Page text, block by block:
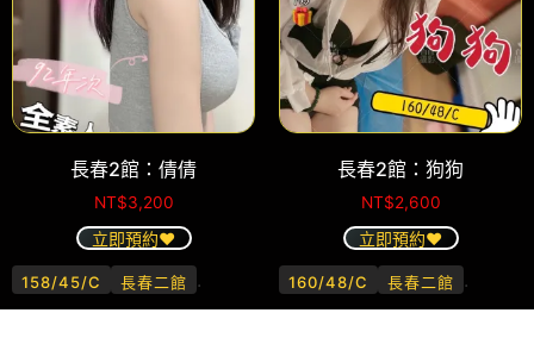
長春2館：倩倩
NT$3,200
立即預約❤️
158/45/C 長春二館 .
長春2館：狗狗
NT$2,600
立即預約❤️
160/48/C 長春二館 .